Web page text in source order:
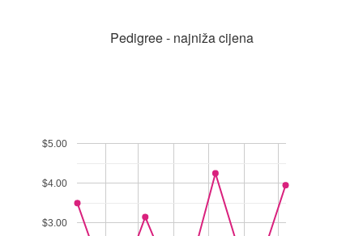
Pedigree - najniža cijena
$3.00
$4.00
$5.00